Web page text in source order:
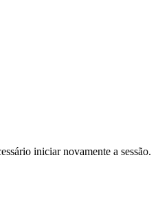
iniciar novamente a sessão.